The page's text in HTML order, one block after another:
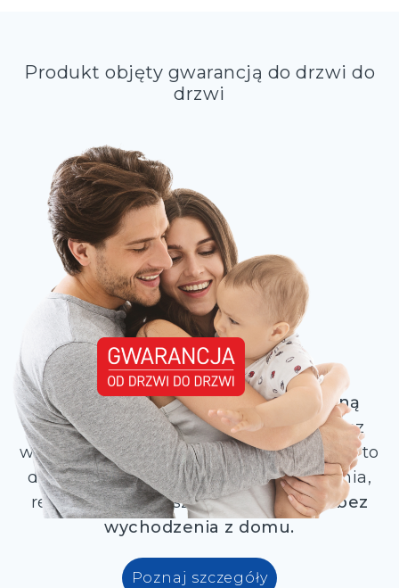
Produkt objęty gwarancją do drzwi do
drzwi
Kupując urządzenia objętebezpłatną
gwarancją od drzwi do drzwi zyskujesz
większepoczucie bezpieczeństwa. Jak to
działa? W przypadku usterki urządzenia,
reklamację złożysz w prosty sposóbbez
wychodzenia z domu.
Poznaj szczegóły